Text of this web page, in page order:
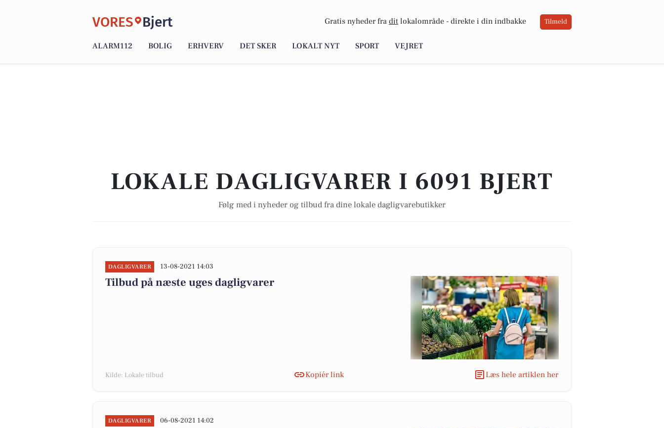
VORES Bjert Gratis nyheder fra dit lokalområde - direkte i din indbakke Tilmeld
ALARM112 BOLIG ERHVERV DET SKER LOKALT NYT SPORT VEJRET
LOKALE DAGLIGVARER I 6091 BJERT
Følg med i nyheder og tilbud fra dine lokale dagligvarebutikker
DAGLIGVARER 13-08-2021 14:03
Tilbud på næste uges dagligvarer
Kilde: Lokale tilbud Kopiér link Læs hele artiklen her
DAGLIGVARER 06-08-2021 14:02